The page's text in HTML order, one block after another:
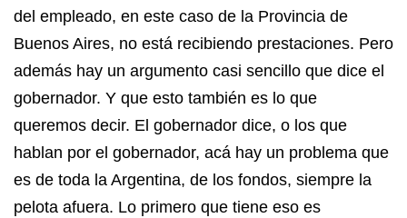
del empleado, en este caso de la Provincia de
Buenos Aires, no está recibiendo prestaciones. Pero
además hay un argumento casi sencillo que dice el
gobernador. Y que esto también es lo que
queremos decir. El gobernador dice, o los que
hablan por el gobernador, acá hay un problema que
es de toda la Argentina, de los fondos, siempre la
pelota afuera. Lo primero que tiene eso es